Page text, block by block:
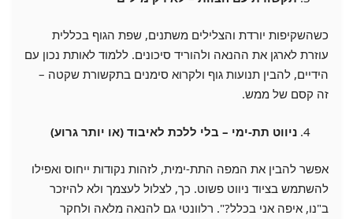
כשהשקיפות יורדת והצלילים משתנים, שפת הגוף בכללית
עוזרת לארגן את ההנאה ולהוריד סיכונים. ללמוד לאותת נכון עם
הידיים, להבין תנועות גוף ולקרוא סימנים בתקשורת שקטה –
זה קסם של ממש.
ניווט תת-ימי – בלי ללכת לאיבוד (או יותר גרוע)
אפשר להבין את המפה התת-ימית, לזהות נקודות ייחוס ואפילו
להשתמש בציוד ניווט פשוט. כך, לצלול לעצמך ולא להיזכר
ב"נו, איפה אני בכלל?". רלוונטי גם להנאה מלאה ולחקר